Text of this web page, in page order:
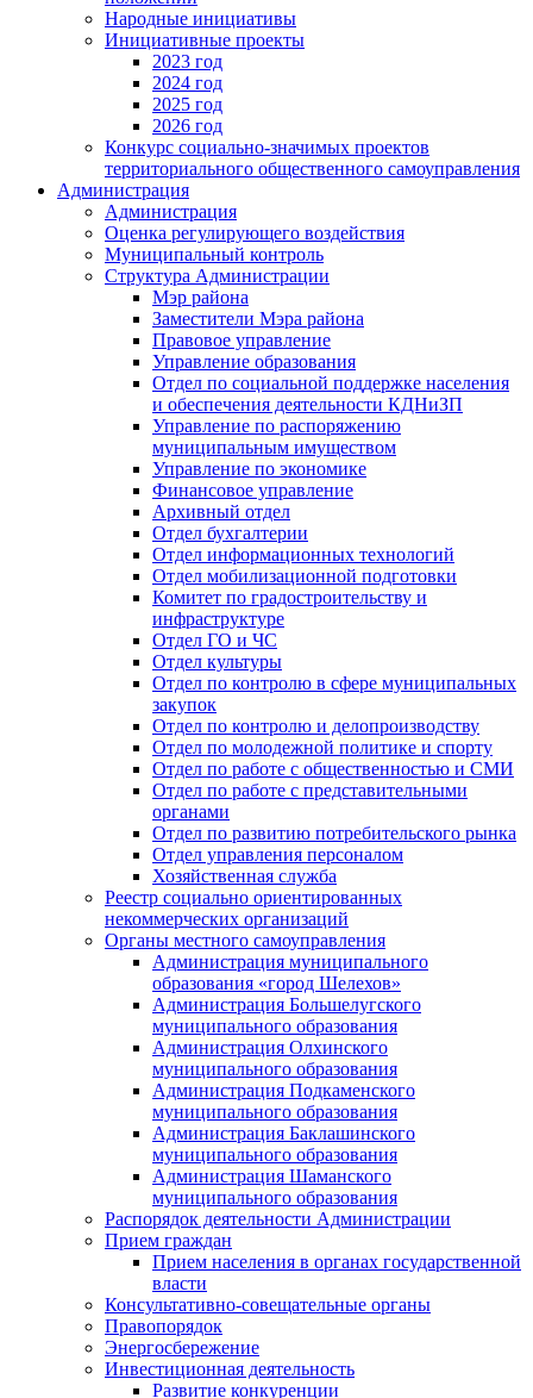
Народные инициативы
Инициативные проекты
2023 год
2024 год
2025 год
2026 год
Конкурс социально-значимых проектов
территориального общественного самоуправления
Администрация
Администрация
Оценка регулирующего воздействия
Муниципальный контроль
Структура Администрации
Мэр района
Заместители Мэра района
Правовое управление
Управление образования
Отдел по социальной поддержке населения
и обеспечения деятельности КДНиЗП
Управление по распоряжению
муниципальным имуществом
Управление по экономике
Финансовое управление
Архивный отдел
Отдел бухгалтерии
Отдел информационных технологий
Отдел мобилизационной подготовки
Комитет по градостроительству и
инфраструктуре
Отдел ГО и ЧС
Отдел культуры
Отдел по контролю в сфере муниципальных
закупок
Отдел по контролю и делопроизводству
Отдел по молодежной политике и спорту
Отдел по работе с общественностью и СМИ
Отдел по работе с представительными
органами
Отдел по развитию потребительского рынка
Отдел управления персоналом
Хозяйственная служба
Реестр социально ориентированных
некоммерческих организаций
Органы местного самоуправления
Администрация муниципального
образования «город Шелехов»
Администрация Большелугского
муниципального образования
Администрация Олхинского
муниципального образования
Администрация Подкаменского
муниципального образования
Администрация Баклашинского
муниципального образования
Администрация Шаманского
муниципального образования
Распорядок деятельности Администрации
Прием граждан
Прием населения в органах государственной
власти
Консультативно-совещательные органы
Правопорядок
Энергосбережение
Инвестиционная деятельность
Развитие конкуренции